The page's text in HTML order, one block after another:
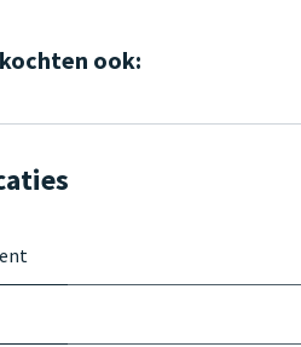
ook: